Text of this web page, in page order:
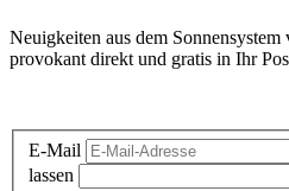
Neuigkeiten aus dem
provokant direkt und gratis in Ihr
E-Mail
lassen